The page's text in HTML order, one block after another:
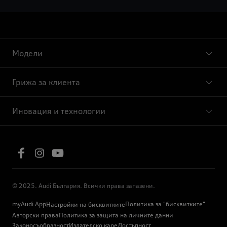
Модели
Грижа за клиента
Иновация и технологии
© 2025. Audi България. Всички права запазени.
myAudi AppНастройки на бисквиткитеПолитика за "бисквитките"
Авторски праваПолитика за защита на личните данни
ЗаконосъобразностИздателско кареДостъпност